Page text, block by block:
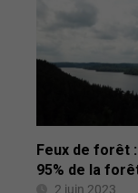
Feux de forêt
95% de la
2 juin 2023